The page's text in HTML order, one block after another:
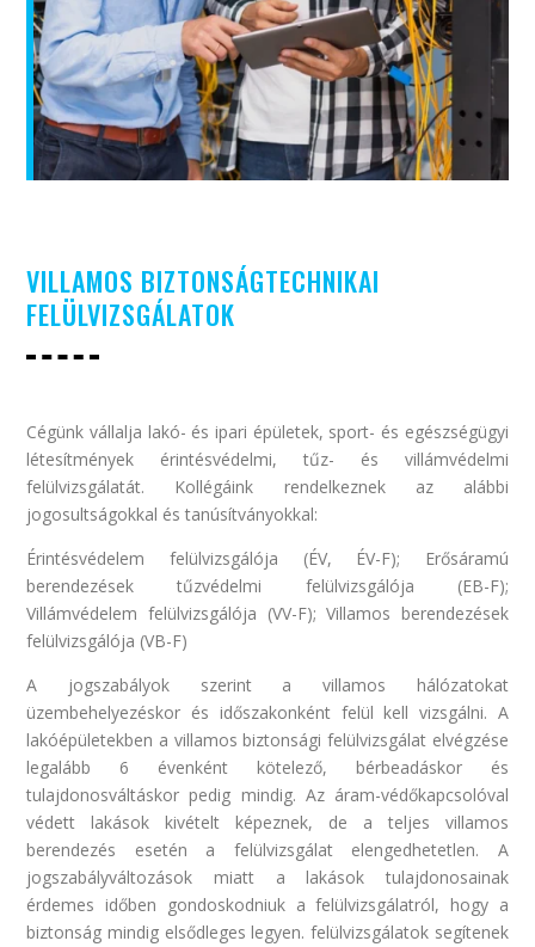
VILLAMOS BIZTONSÁGTECHNIKAI
FELÜLVIZSGÁLATOK
Cégünk vállalja lakó- és ipari épületek, sport- és egészségügyi
létesítmények érintésvédelmi, tűz- és villámvédelmi
felülvizsgálatát. Kollégáink rendelkeznek az alábbi
jogosultságokkal és tanúsítványokkal:
Érintésvédelem felülvizsgálója (ÉV, ÉV-F); Erősáramú
berendezések tűzvédelmi felülvizsgálója (EB-F);
Villámvédelem felülvizsgálója (VV-F); Villamos berendezések
felülvizsgálója (VB-F)
A jogszabályok szerint a villamos hálózatokat
üzembehelyezéskor és időszakonként felül kell vizsgálni. A
lakóépületekben a villamos biztonsági felülvizsgálat elvégzése
legalább 6 évenként kötelező, bérbeadáskor és
tulajdonosváltáskor pedig mindig. Az áram-védőkapcsolóval
védett lakások kivételt képeznek, de a teljes villamos
berendezés esetén a felülvizsgálat elengedhetetlen. A
jogszabályváltozások miatt a lakások tulajdonosainak
érdemes időben gondoskodniuk a felülvizsgálatról, hogy a
biztonság mindig elsődleges legyen. felülvizsgálatok segítenek